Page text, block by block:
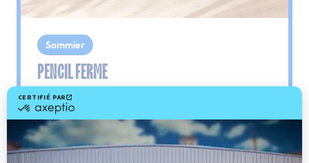
Sommier
PENCIL FERME
Le plus : soutien ferme
Comme son nom l'indique, ce sommier est
toujours ferme sur la question du soutien.
Années après années, vous pouvez compter sur
lui, il ne vous laissera pas tomber.